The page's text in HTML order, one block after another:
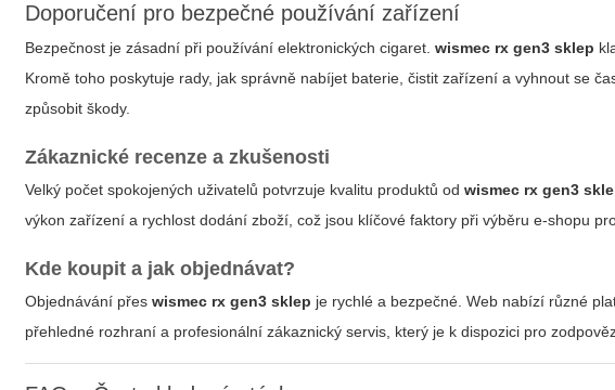
Doporučení pro bezpečné používání zařízení
Bezpečnost je zásadní při používání elektronických cigaret.wismec rx gen3 sklep
Kromě toho poskytuje rady, jak správně nabíjet baterie, čistit zařízení a vyhnout se
způsobit škody.
Zákaznické recenze a zkušenosti
Velký počet spokojených uživatelů potvrzuje kvalitu produktů odwismec rx gen3
výkon zařízení a rychlost dodání zboží, což jsou klíčové faktory při výběru e-shopu
Kde koupit a jak objednávat?
Objednávání přeswismec rx gen3 sklep je rychlé a bezpečné. Web nabízí různé
přehledné rozhraní a profesionální zákaznický servis, který je k dispozici pro